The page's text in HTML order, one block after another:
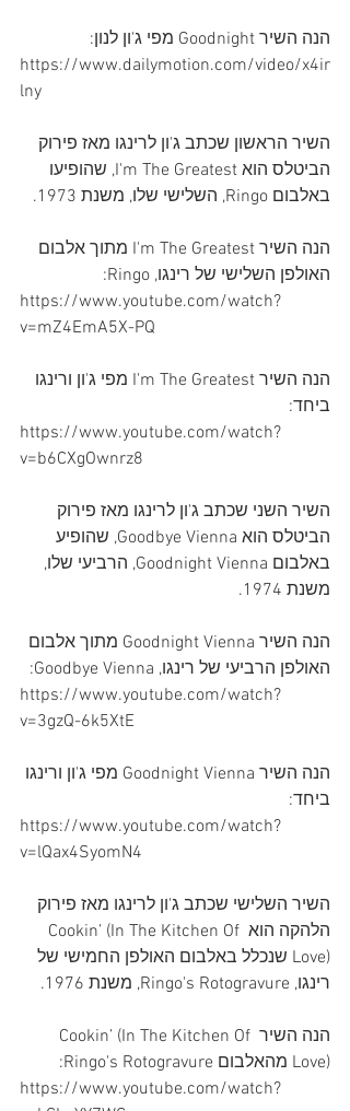
הנה השיר Goodnight מפי ג'ון לנון:
https://www.dailymotion.com/video/x4ir
lny
השיר הראשון שכתב ג'ון לרינגו מאז פירוק
הביטלס הוא I'm The Greatest, שהופיעו
באלבום Ringo, השלישי שלו, משנת 1973.
הנה השיר I'm The Greatest מתוך אלבום
האולפן השלישי של רינגו, Ringo:
https://www.youtube.com/watch?
v=mZ4EmA5X-PQ
הנה השיר I'm The Greatest מפי ג'ון ורינגו
ביחד:
https://www.youtube.com/watch?
v=b6CXgOwnrz8
השיר השני שכתב ג'ון לרינגו מאז פירוק
הביטלס הוא Goodbye Vienna, שהופיע
באלבום Goodnight Vienna, הרביעי שלו,
משנת 1974.
הנה השיר Goodnight Vienna מתוך אלבום
האולפן הרביעי של רינגו, Goodbye Vienna:
https://www.youtube.com/watch?
v=3gzQ-6k5XtE
הנה השיר Goodnight Vienna מפי ג'ון ורינגו
ביחד:
https://www.youtube.com/watch?
v=lQax4SyomN4
השיר השלישי שכתב ג'ון לרינגו מאז פירוק
הלהקה הוא Cookin’ (In The Kitchen Of
Love) שנכלל באלבום האולפן החמישי של
רינגו, Ringo's Rotogravure, משנת 1976.
הנה השיר Cookin’ (In The Kitchen Of
Love) מהאלבום Ringo's Rotogravure:
https://www.youtube.com/watch?